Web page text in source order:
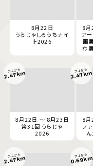
8月22日
うらじゃしろうちナイ
ト2026
8
ア
画
わ
8月22日 ～ 8月23日
第31回 うらじゃ
2026
ココから
2.47km
8
フ
ココから
2.47km
ココから
2.47km ココから
0.69km